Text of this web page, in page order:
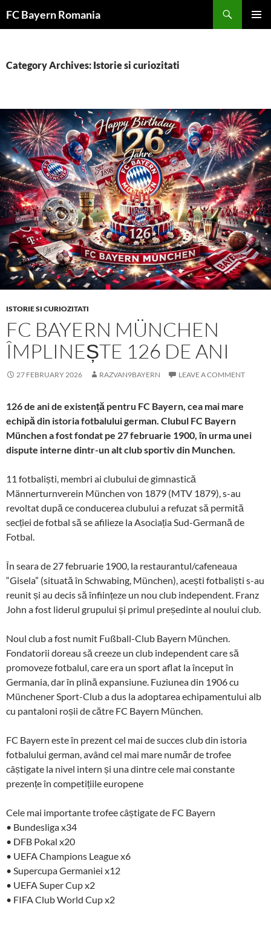
toFC Bayern Romania
Category Archives: Istorie si curiozitati
ISTORIE SI CURIOZITATI
FC BAYERN MÜNCHEN
ÎMPLINEȘTE 126 DE ANI
27 FEBRUARY 2026 RAZVAN9BAYERN LEAVE A COMMENT
126 de ani de existență pentru FC Bayern, cea mai mare
echipă din istoria fotbalului german. Clubul FC Bayern
München a fost fondat pe 27 februarie 1900, în urma unei
dispute interne dintr-un alt club sportiv din Munchen.
11 fotbaliști, membri ai clubului de gimnastică
Männerturnverein München von 1879 (MTV 1879), s-au
revoltat după ce conducerea clubului a refuzat să permită
secției de fotbal să se afilieze la Asociația Sud-Germană de
Fotbal.
În seara de 27 februarie 1900, la restaurantul/cafeneaua
“Gisela” (situată în Schwabing, München), acești fotbaliști s-au
reunit și au decis să înființeze un nou club independent. Franz
John a fost liderul grupului și primul președinte al noului club.
Noul club a fost numit Fußball-Club Bayern München.
Fondatorii doreau să creeze un club independent care să
promoveze fotbalul, care era un sport aflat la început în
Germania, dar în plină expansiune. Fuziunea din 1906 cu
Münchener Sport-Club a dus la adoptarea echipamentului alb
cu pantaloni roșii de către FC Bayern München.
FC Bayern este în prezent cel mai de succes club din istoria
fotbalului german, având cel mai mare număr de trofee
câștigate la nivel intern și una dintre cele mai constante
prezențe în competițiile europene
Cele mai importante trofee câștigate de FC Bayern
• Bundesliga x34
• DFB Pokal x20
• UEFA Champions League x6
• Supercupa Germaniei x12
• UEFA Super Cup x2
• FIFA Club World Cup x2